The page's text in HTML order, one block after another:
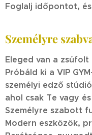
Foglalj időpontot,
Személyre
Eleged van a
Próbáld ki a VIP
személyi edző
ahol csak Te vagy
Személyre szabott
Modern eszközök,